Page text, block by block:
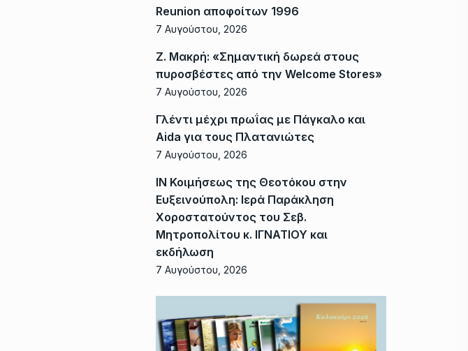
Reunion αποφοίτων 1996
7 Αυγούστου, 2026
Ζ. Μακρή: «Σημαντική δωρεά στους
πυροσβέστες από την Welcome Stores»
7 Αυγούστου, 2026
Γλέντι μέχρι πρωΐας με Πάγκαλο και
Aida για τους Πλατανιώτες
7 Αυγούστου, 2026
ΙΝ Κοιμήσεως της Θεοτόκου στην
Ευξεινούπολη: Ιερά Παράκληση
Χοροστατούντος του Σεβ.
Μητροπολίτου κ. ΙΓΝΑΤΙΟΥ και
εκδήλωση
7 Αυγούστου, 2026